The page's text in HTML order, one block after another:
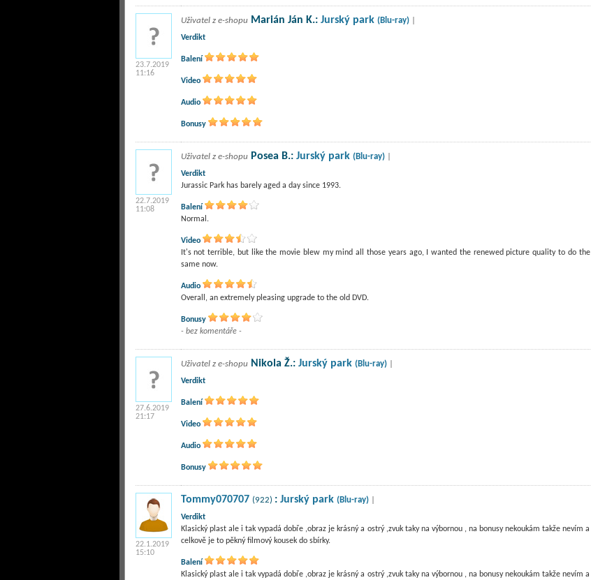
23.7.2019
11:16
Uživatel z e-shopu Marián Ján K.: Jurský park (Blu-ray)|
Verdikt
Balení
Video
Audio
Bonusy
22.7.2019
11:08
Uživatel z e-shopu Posea B.: Jurský park (Blu-ray)|
Verdikt
Jurassic Park has barely aged a day since 1993.
Balení
Normal.
Video
It's not terrible, but like the movie blew my mind all those years ago, I wanted the renewed picture quality to do the
same now.
Audio
Overall, an extremely pleasing upgrade to the old DVD.
Bonusy
- bez komentáře -
27.6.2019
21:17
Uživatel z e-shopu Nikola Ž.: Jurský park (Blu-ray)|
Verdikt
Balení
Video
Audio
Bonusy
22.1.2019
15:10
Tommy070707 (922) : Jurský park (Blu-ray)|
Verdikt
Klasický plast ale i tak vypadá dobře ,obraz je krásný a ostrý ,zvuk taky na výbornou , na bonusy nekoukám takže nevím a
celkově je to pěkný filmový kousek do sbírky.
Balení
Klasický plast ale i tak vypadá dobře ,obraz je krásný a ostrý ,zvuk taky na výbornou , na bonusy nekoukám takže nevím a